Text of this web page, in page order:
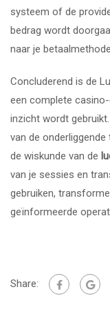
systeem of de
bedrag wordt
naar je
Concluderend is de
een complete
inzicht wordt
van de
de wiskunde van de
van je sessies en
gebruiken,
geïnformeerde
Share: